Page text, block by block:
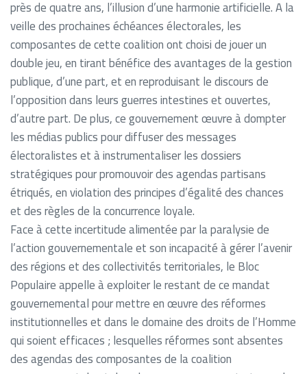
près de quatre ans, l’illusion d’une harmonie artificielle. A la
veille des prochaines échéances électorales, les
composantes de cette coalition ont choisi de jouer un
double jeu, en tirant bénéfice des avantages de la gestion
publique, d’une part, et en reproduisant le discours de
l’opposition dans leurs guerres intestines et ouvertes,
d’autre part. De plus, ce gouvernement œuvre à dompter
les médias publics pour diffuser des messages
électoralistes et à instrumentaliser les dossiers
stratégiques pour promouvoir des agendas partisans
étriqués, en violation des principes d’égalité des chances
et des règles de la concurrence loyale.
Face à cette incertitude alimentée par la paralysie de
l’action gouvernementale et son incapacité à gérer l’avenir
des régions et des collectivités territoriales, le Bloc
Populaire appelle à exploiter le restant de ce mandat
gouvernemental pour mettre en œuvre des réformes
institutionnelles et dans le domaine des droits de l’Homme
qui soient efficaces ; lesquelles réformes sont absentes
des agendas des composantes de la coalition